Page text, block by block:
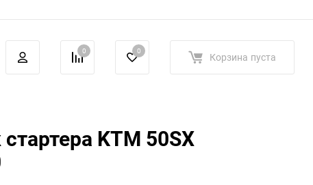
0 0 Корзина пуста
KTM 50SX